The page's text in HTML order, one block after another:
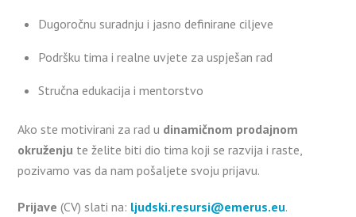
Dugoročnu suradnju i jasno definirane ciljeve
Podršku tima i realne uvjete za uspješan rad
Stručna edukacija i mentorstvo
Ako ste motivirani za rad u dinamičnom prodajnom
okruženju te želite biti dio tima koji se razvija i raste,
pozivamo vas da nam pošaljete svoju prijavu.
Prijave (CV) slati na: ljudski.resursi@emerus.eu.